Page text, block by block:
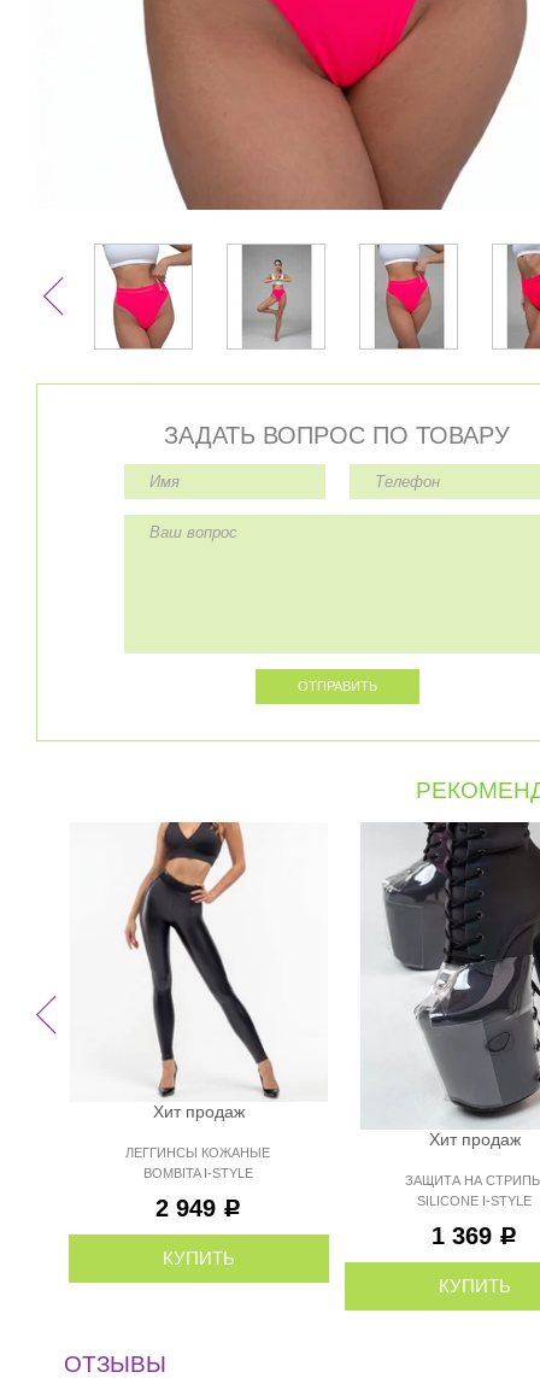
ЗАДАТЬ ВОПРОС ПО ТОВАРУ
Хит продаж
ЛЕГГИНСЫ КОЖАНЫЕ
BOMBITA I-STYLE
2 949 Р
КУПИТЬ
Хит продаж
ЗАЩИТА НА
SILICONE I-STYLE
1 369 Р
КУПИТЬ
ОТЗЫВЫ